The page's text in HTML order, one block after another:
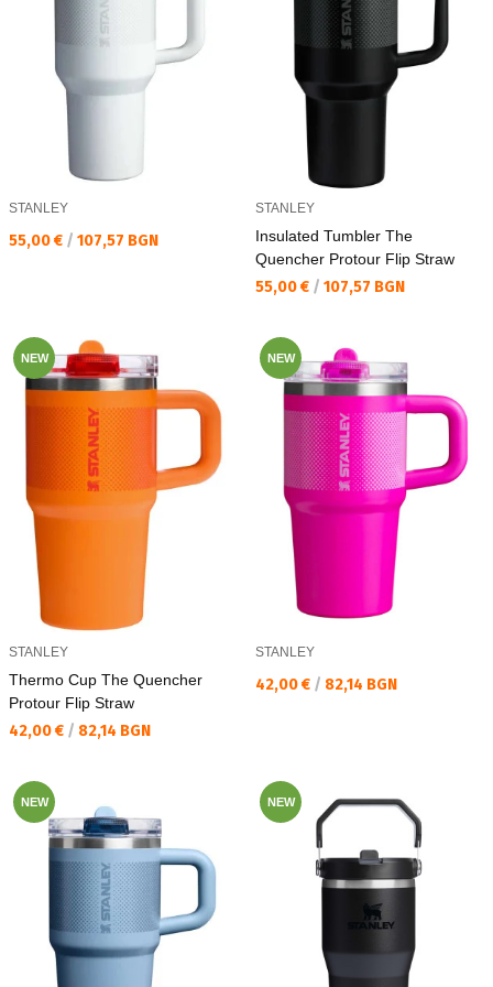
STANLEY
Текуща цена:
55,00 € / 107,57 BGN
STANLEY
Insulated Tumbler The
Quencher Protour Flip Straw
Текуща цена:
55,00 € / 107,57 BGN
NEW
STANLEY
Thermo Cup The Quencher
Protour Flip Straw
Текуща цена:
42,00 € / 82,14 BGN
NEW
STANLEY
Текуща цена:
42,00 € / 82,14 BGN
NEW NEW